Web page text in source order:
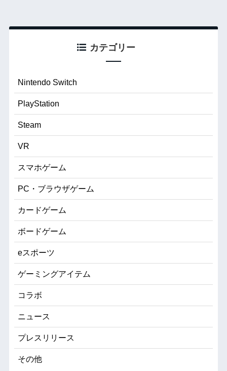
カテゴリー
Nintendo Switch
PlayStation
Steam
VR
スマホゲーム
PC・ブラウザゲーム
カードゲーム
ボードゲーム
eスポーツ
ゲーミングアイテム
コラボ
ニュース
プレスリリース
その他